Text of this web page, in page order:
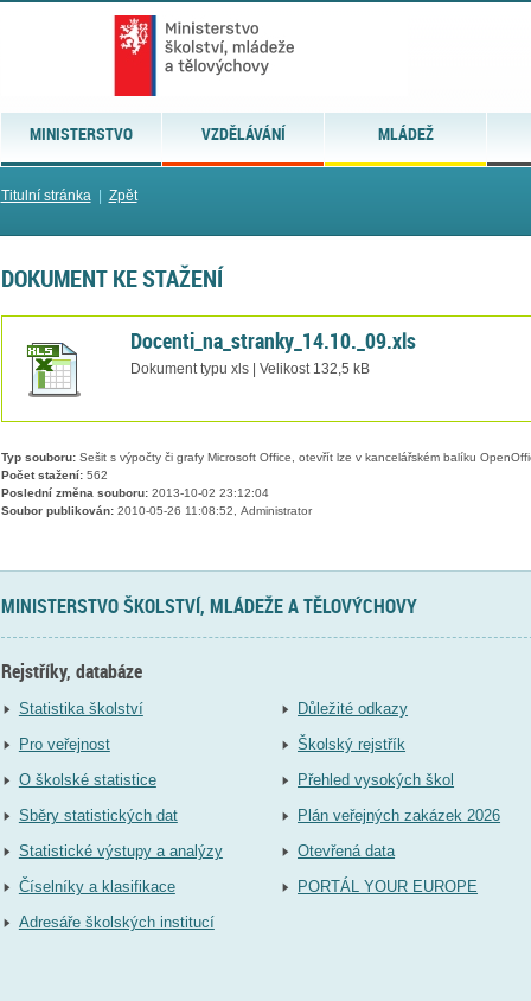
MINISTERSTVO VZDĚLÁVÁNÍ MLÁDEŽ
Titulní stránka| Zpět
DOKUMENT KE STAŽENÍ
Docenti_na_stranky_14.10._09.xls
Dokument typu xls | Velikost 132,5 kB
Typ souboru:Sešit s výpočty či grafy Microsoft Office, otevřít lze v kancelářském balíku
Počet stažení:562
Poslední změna souboru:2013-10-02 23:12:04
Soubor publikován:2010-05-26 11:08:52, Administrator
MINISTERSTVO ŠKOLSTVÍ, MLÁDEŽE A TĚLOVÝCHOVY
Rejstříky, databáze
Statistika školství
Pro veřejnost
O školské statistice
Sběry statistických dat
Statistické výstupy a analýzy
Číselníky a klasifikace
Adresáře školských institucí
Důležité odkazy
Školský rejstřík
Přehled vysokých škol
Plán veřejných zakázek 2026
Otevřená data
PORTÁL YOUR EUROPE